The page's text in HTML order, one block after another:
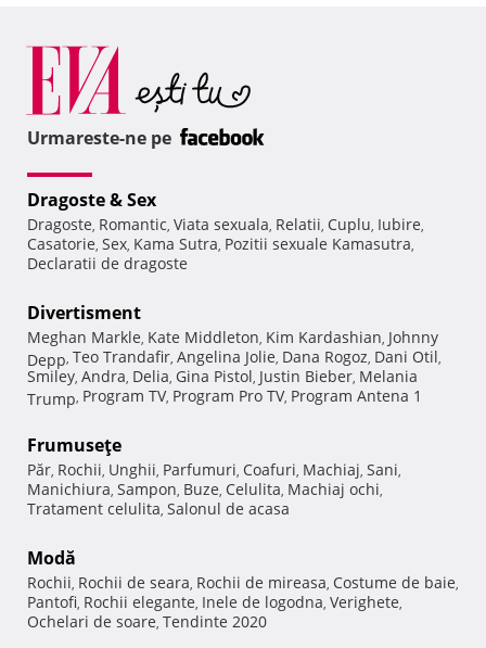
Urmareste-ne pe
Dragoste & Sex
Dragoste, Romantic, Viata sexuala, Relatii, Cuplu, Iubire,
Casatorie, Sex, Kama Sutra, Pozitii sexuale Kamasutra,
Declaratii de dragoste
Divertisment
Meghan Markle, Kate Middleton, Kim Kardashian, Johnny
Depp, Teo Trandafir, Angelina Jolie, Dana Rogoz, Dani Otil,
Smiley, Andra, Delia, Gina Pistol, Justin Bieber, Melania
Trump, Program TV, Program Pro TV, Program Antena 1
Frumuseţe
Păr, Rochii, Unghii, Parfumuri, Coafuri, Machiaj, Sani,
Manichiura, Sampon, Buze, Celulita, Machiaj ochi,
Tratament celulita, Salonul de acasa
Modă
Rochii, Rochii de seara, Rochii de mireasa, Costume de baie,
Pantofi, Rochii elegante, Inele de logodna, Verighete,
Ochelari de soare, Tendinte 2020